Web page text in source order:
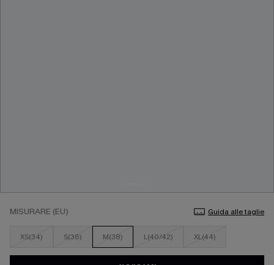
MISURARE (EU) Guida alle taglie
XS(34) S(36) M(38) L(40/42) XL(44)